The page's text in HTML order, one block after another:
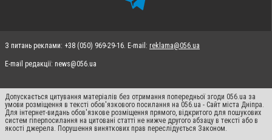
З питань реклами: +38 (050) 969-29-16. E-mail: reklama@056.ua
E-mail редакції: news@056.ua
Допускається цитування матеріалів без отримання попередньої згоди 056.ua за
умови розміщення в тексті обов'язкового посилання на 056.ua - Сайт міста Дніпра.
Для інтернет-видань обов'язкове розміщення прямого, відкритого для пошукових
систем гіперпосилання на цитовані статті не нижче другого абзацу в тексті або в
якості джерела. Порушення виняткових прав переслідується Законом.